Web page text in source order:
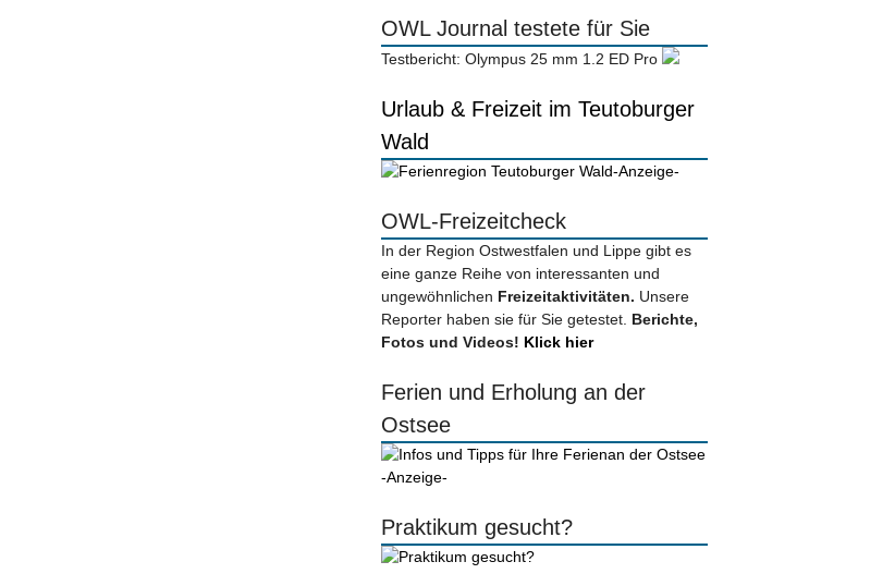
OWL Journal testete für Sie
Testbericht: Olympus 25 mm 1.2 ED Pro
Urlaub & Freizeit im Teutoburger
Wald
-Anzeige-
OWL-Freizeitcheck
In der Region Ostwestfalen und Lippe gibt es
eine ganze Reihe von interessanten und
ungewöhnlichen Freizeitaktivitäten. Unsere
Reporter haben sie für Sie getestet. Berichte,
Fotos und Videos! Klick hier
Ferien und Erholung an der
Ostsee
-Anzeige-
Praktikum gesucht?